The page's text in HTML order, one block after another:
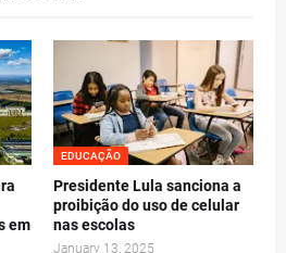
em
EDUCAÇÃO
Presidente Lula sanciona a
proibição do uso de celular
nas escolas
January 13, 2025